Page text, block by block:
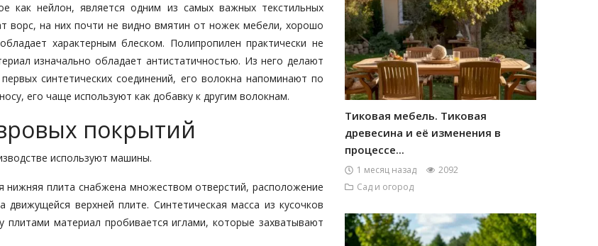
как нейлон, является одним из самых важных текстильных
на них почти не видно вмятин от ножек мебели, хорошо
характерным блеском. Полипропилен практически не
изначально обладает антистатичностью. Из него делают
синтетических соединений, его волокна напоминают по
его чаще используют как добавку к другим волокнам.
покрытий
используют машины.
плита снабжена множеством отверстий, расположение
верхней плите. Синтетическая масса из кусочков
материал пробивается иглами, которые захватывают
Тиковая мебель. Тиковая
древесина и её изменения в
процессе...
1 месяц назад
2092
Сад и огород